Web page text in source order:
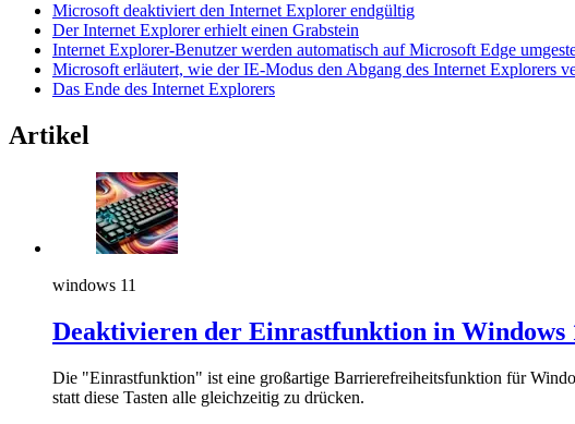
Microsoft deaktiviert den Internet Explorer endgültig
Der Internet Explorer erhielt einen Grabstein
Internet Explorer-Benutzer werden automatisch auf Microsoft Edge
Microsoft erläutert, wie der IE-Modus den Abgang des Internet Explorers
Das Ende des Internet Explorers
Artikel
windows 11
Deaktivieren der Einrastfunktion in Windows
Die "Einrastfunktion" ist eine großartige Barrierefreiheitsfunktion für
statt diese Tasten alle gleichzeitig zu drücken.